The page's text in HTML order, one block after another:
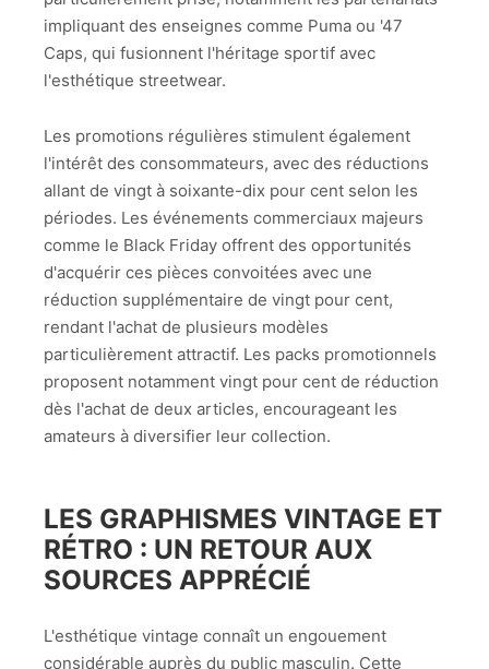
impliquant des enseignes comme Puma ou '47
Caps, qui fusionnent l'héritage sportif avec
l'esthétique streetwear.
Les promotions régulières stimulent également
l'intérêt des consommateurs, avec des réductions
allant de vingt à soixante-dix pour cent selon les
périodes. Les événements commerciaux majeurs
comme le Black Friday offrent des opportunités
d'acquérir ces pièces convoitées avec une
réduction supplémentaire de vingt pour cent,
rendant l'achat de plusieurs modèles
particulièrement attractif. Les packs promotionnels
proposent notamment vingt pour cent de réduction
dès l'achat de deux articles, encourageant les
amateurs à diversifier leur collection.
LES GRAPHISMES VINTAGE ET
RÉTRO : UN RETOUR AUX
SOURCES APPRÉCIÉ
L'esthétique vintage connaît un engouement
considérable auprès du public masculin. Cette